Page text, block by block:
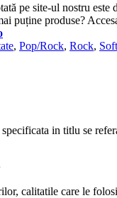
pe site-ul nostru este
puține produse?
, Pop/Rock, Rock,
in titlu se
calitatile care le